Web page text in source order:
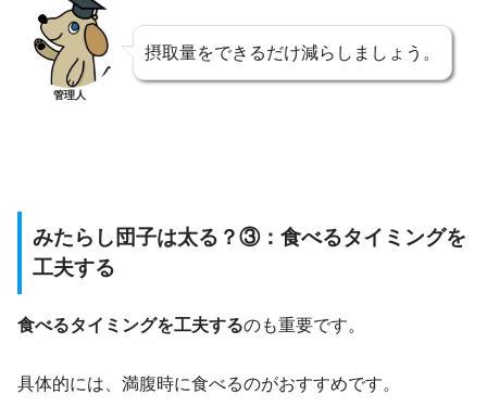
管理人
摂取量をできるだけ減らしましょう。
みたらし団子は太る？③：食べるタイミングを
工夫する
食べるタイミングを工夫するのも重要です。
具体的には、満腹時に食べるのがおすすめです。